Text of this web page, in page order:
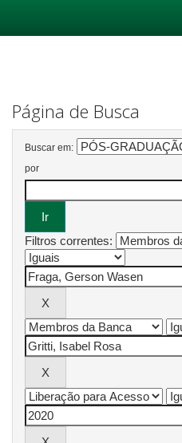
Página de Busca
Buscar em:
por
Filtros correntes: